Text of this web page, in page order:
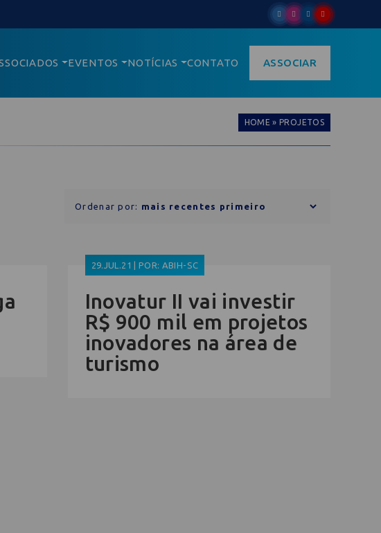
EVENTOS NOTÍCIAS CONTATO ASSOCIAR
HOME »PROJETOS
Ordenar por:
29.JUL.21 | POR: ABIH-SC
Inovatur II vai investir
R$ 900 mil em projetos
inovadores na área de
turismo